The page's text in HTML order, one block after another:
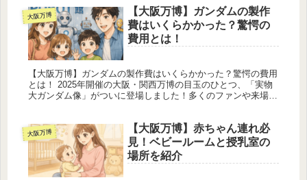
大阪万博
【大阪万博】ガンダムの製作
費はいくらかかった？驚愕の
費用とは！
【大阪万博】ガンダムの製作費はいくらかかった？驚愕の費用
とは！ 2025年開催の大阪・関西万博の目玉のひとつ、「実物
大ガンダム像」がついに登場しました！多くのファンや来場者
大阪万博
【大阪万博】赤ちゃん連れ必
見！ベビールームと授乳室の
場所を紹介